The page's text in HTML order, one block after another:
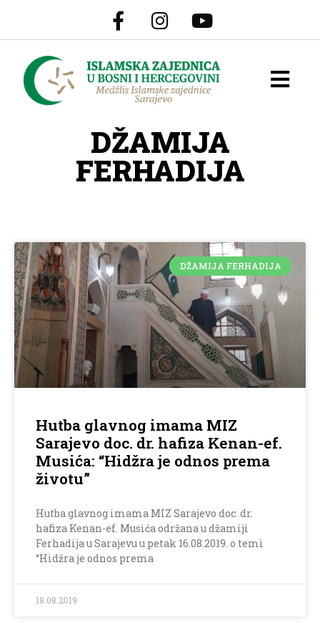
DŽAMIJA
FERHADIJA
DŽAMIJA FERHADIJA
Hutba glavnog imama MIZ
Sarajevo doc. dr. hafiza Kenan-ef.
Musića: “Hidžra je odnos prema
životu”
Hutba glavnog imama MIZ Sarajevo doc. dr.
hafiza Kenan-ef. Musića održana u džamiji
Ferhadija u Sarajevu u petak 16.08.2019. o temi
“Hidžra je odnos prema
18.08.2019